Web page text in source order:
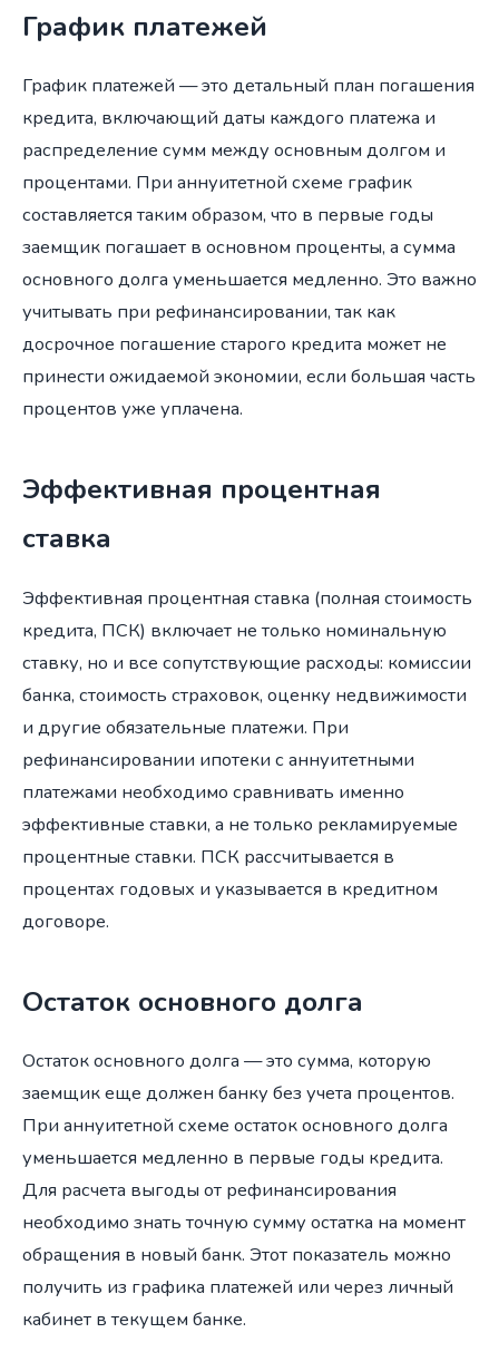
График платежей
График платежей — это детальный план погашения
кредита, включающий даты каждого платежа и
распределение сумм между основным долгом и
процентами. При аннуитетной схеме график
составляется таким образом, что в первые годы
заемщик погашает в основном проценты, а сумма
основного долга уменьшается медленно. Это важно
учитывать при рефинансировании, так как
досрочное погашение старого кредита может не
принести ожидаемой экономии, если большая часть
процентов уже уплачена.
Эффективная процентная
ставка
Эффективная процентная ставка (полная стоимость
кредита, ПСК) включает не только номинальную
ставку, но и все сопутствующие расходы: комиссии
банка, стоимость страховок, оценку недвижимости
и другие обязательные платежи. При
рефинансировании ипотеки с аннуитетными
платежами необходимо сравнивать именно
эффективные ставки, а не только рекламируемые
процентные ставки. ПСК рассчитывается в
процентах годовых и указывается в кредитном
договоре.
Остаток основного долга
Остаток основного долга — это сумма, которую
заемщик еще должен банку без учета процентов.
При аннуитетной схеме остаток основного долга
уменьшается медленно в первые годы кредита.
Для расчета выгоды от рефинансирования
необходимо знать точную сумму остатка на момент
обращения в новый банк. Этот показатель можно
получить из графика платежей или через личный
кабинет в текущем банке.